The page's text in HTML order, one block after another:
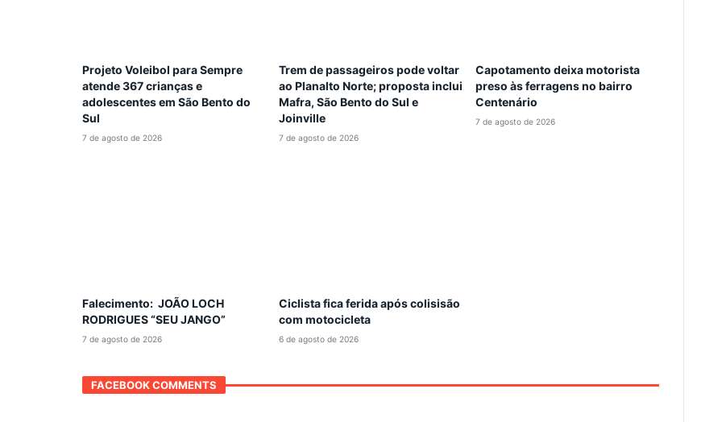
Projeto Voleibol para Sempre
atende 367 crianças e
adolescentes em São Bento do
Sul
7 de agosto de 2026
Trem de passageiros pode voltar
ao Planalto Norte; proposta inclui
Mafra, São Bento do Sul e
Joinville
7 de agosto de 2026
Capotamento deixa motorista
preso às ferragens no bairro
Centenário
7 de agosto de 2026
Falecimento: JOÃO LOCH
RODRIGUES “SEU JANGO”
7 de agosto de 2026
Ciclista fica ferida após colisisão
com motocicleta
6 de agosto de 2026
FACEBOOK COMMENTS